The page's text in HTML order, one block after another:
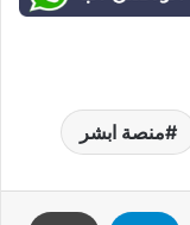
منصة ابشر